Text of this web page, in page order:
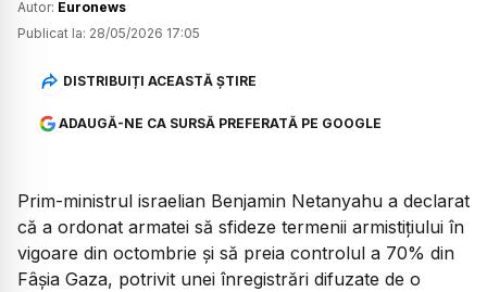
Autor: Euronews
Publicat la: 28/05/2026 17:05
DISTRIBUIȚI ACEASTĂ ȘTIRE
ADAUGĂ-NE CA SURSĂ PREFERATĂ PE GOOGLE
Prim-ministrul israelian Benjamin Netanyahu a declarat
că a ordonat armatei să sfideze termenii armistițiului în
vigoare din octombrie și să preia controlul a 70% din
Fâșia Gaza, potrivit unei înregistrări difuzate de o